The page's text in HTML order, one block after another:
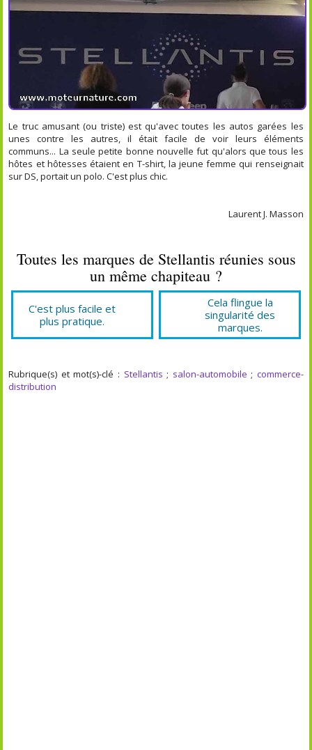
Le truc amusant (ou triste) est qu'avec toutes les autos garées les
unes contre les autres, il était facile de voir leurs éléments
communs... La seule petite bonne nouvelle fut qu'alors que tous les
hôtes et hôtesses étaient en T-shirt, la jeune femme qui renseignait
sur DS, portait un polo. C'est plus chic.
Laurent J. Masson
Toutes les marques de Stellantis réunies sous
un même chapiteau ?
C'est plus facile et
plus pratique.
Cela flingue la
singularité des
marques.
Rubrique(s) et mot(s)-clé : Stellantis ; salon-automobile ; commerce-
distribution